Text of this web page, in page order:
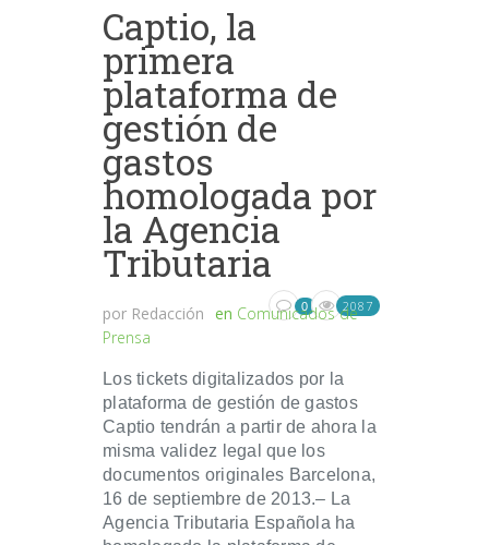
Captio, la
primera
plataforma de
gestión de
gastos
homologada por
la Agencia
Tributaria
por Redacción en Comunicados de
Prensa
0 2087
Los tickets digitalizados por la
plataforma de gestión de gastos
Captio tendrán a partir de ahora la
misma validez legal que los
documentos originales Barcelona,
16 de septiembre de 2013.– La
Agencia Tributaria Española ha